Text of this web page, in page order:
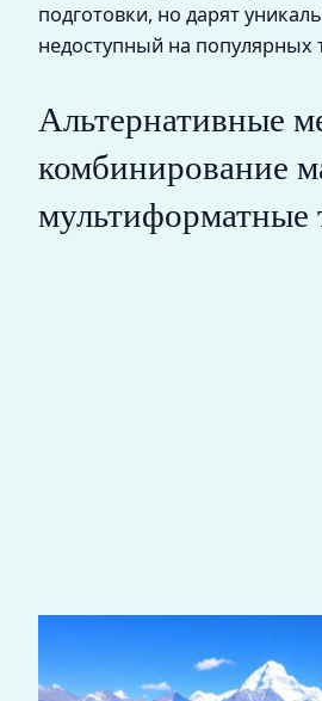
подготовки, но дарят
недоступный на популярных
Альтернативные
комбинирование
мультиформатные